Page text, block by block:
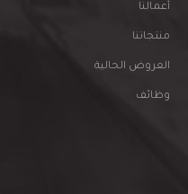
أعمالنا
منتجاتنا
العروض الحالية
وظائف